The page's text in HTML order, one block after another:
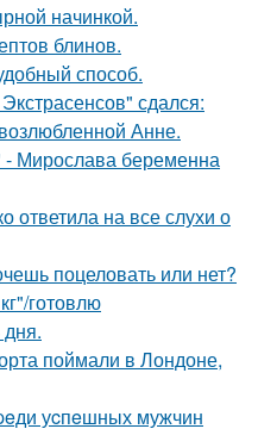
начинкой.
блинов.
способ.
сдался:
Анне.
Мирослава беременна
ответила на все слухи о
поцеловать или нет?
готовлю
поймали в Лондоне,
уcпeшных мужчин